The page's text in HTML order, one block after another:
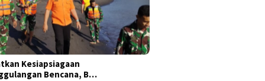
Kesiapsiagaan
Bencana, B…